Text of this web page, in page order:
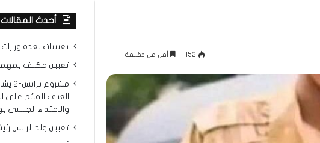
152 أقل من دقيقة
أحدث المقالات
تعيينات بعدة
تعيين مكلف
العنف القائم على
والاعتداء الجنسي
تعيين ولد الرايس